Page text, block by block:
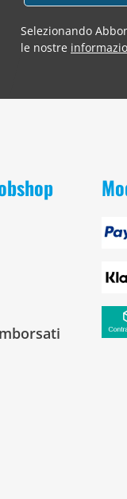
Selezionando
le nostre